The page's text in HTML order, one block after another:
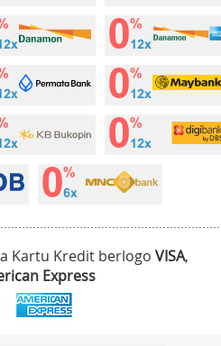
Kartu Kredit berlogo VISA,
Express